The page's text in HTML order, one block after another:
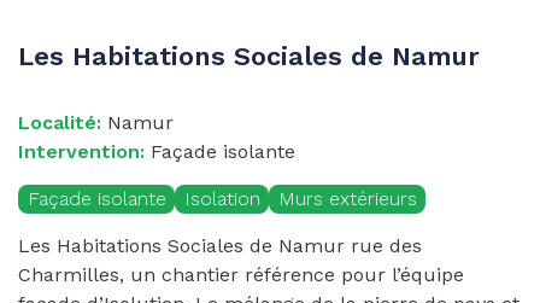
Les Habitations Sociales de Namur
Localité: Namur
Intervention: Façade isolante
Façade isolante Isolation Murs extérieurs
Les Habitations Sociales de Namur rue des
Charmilles, un chantier référence pour l’équipe